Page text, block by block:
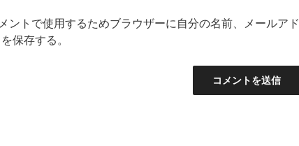
ントで使用するためブラウザーに自分の名前、メールアド
保存する。